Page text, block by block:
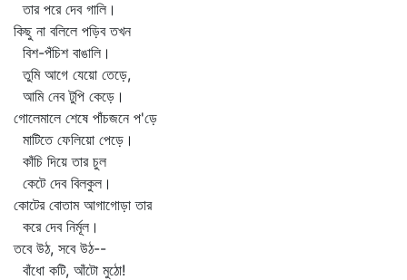
তার পরে দেব গালি।
কিছু না বলিলে পড়িব তখন
বিশ-পঁচিশ বাঙালি।
তুমি আগে যেয়ো তেড়ে,
আমি নেব টুপি কেড়ে।
গোলেমালে শেষে পাঁচজনে প'ড়ে
মাটিতে ফেলিয়ো পেড়ে।
কাঁচি দিয়ে তার চুল
কেটে দেব বিলকুল।
কোটের বোতাম আগাগোড়া তার
করে দেব নির্মূল।
তবে উঠ, সবে উঠ--
বাঁধো কটি, আঁটো মুঠো!